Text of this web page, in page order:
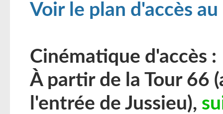
Voir le plan d'accès
Cinématique d'accès :
À partir de la Tour 66
l'entrée de Jussieu),